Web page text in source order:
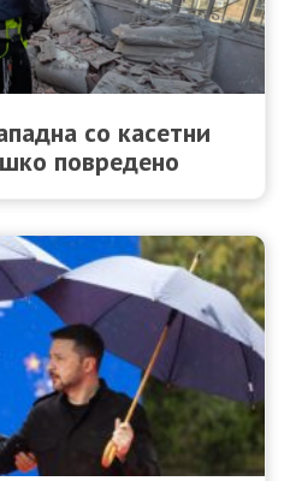
со касетни
повредено